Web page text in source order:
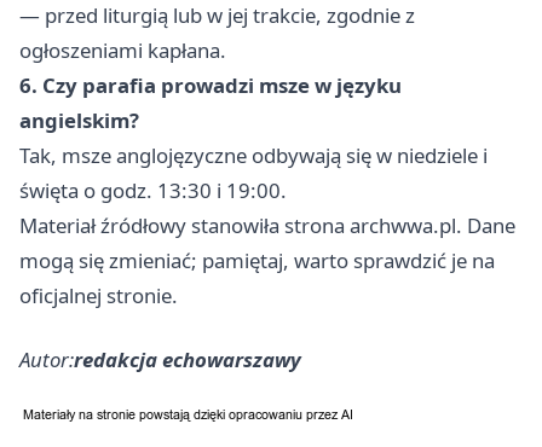
— przed liturgią lub w jej trakcie, zgodnie z
ogłoszeniami kapłana.
6. Czy parafia prowadzi msze w języku
angielskim?
Tak, msze anglojęzyczne odbywają się w niedziele i
święta o godz. 13:30 i 19:00.
Materiał źródłowy stanowiła strona archwwa.pl. Dane
mogą się zmieniać; pamiętaj, warto sprawdzić je na
oficjalnej stronie.
Autor:redakcja echowarszawy